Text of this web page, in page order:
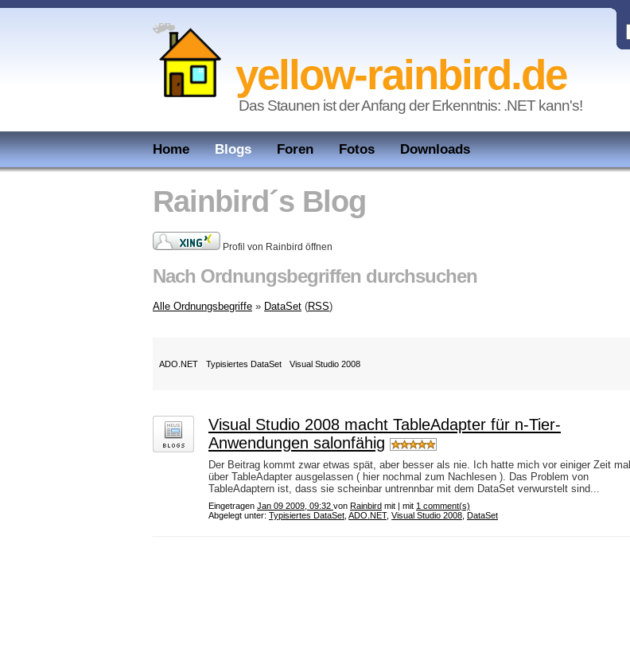
yellow-rainbird.de
Das Staunen ist der Anfang der Erkenntnis: .NET kann's!
Home Blogs Foren Fotos Downloads
Rainbird´s Blog
Profil von Rainbird öffnen
Nach Ordnungsbegriffen durchsuchen
Alle Ordnungsbegriffe » DataSet (RSS)
ADO.NET Typisiertes DataSet Visual Studio 2008
Visual Studio 2008 macht TableAdapter für n-Tier-
Anwendungen salonfähig
Der Beitrag kommt zwar etwas spät, aber besser als nie. Ich hatte mich vor einiger Zeit mal
über TableAdapter ausgelassen ( hier nochmal zum Nachlesen ). Das Problem von
TableAdaptern ist, dass sie scheinbar untrennbar mit dem DataSet verwurstelt sind...
Eingetragen Jan 09 2009, 09:32 von Rainbird mit | mit 1 comment(s)
Abgelegt unter: Typisiertes DataSet ADO.NET, Visual Studio 2008 DataSet